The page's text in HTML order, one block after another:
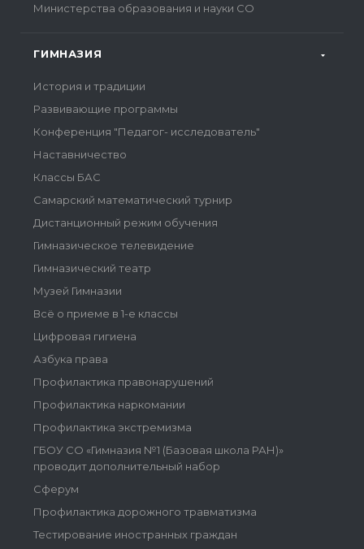
Министерства образования и науки СО
ГИМНАЗИЯ
История и традиции
Развивающие программы
Конференция "Педагог- исследователь"
Наставничество
Классы БАС
Самарский математический турнир
Дистанционный режим обучения
Гимназическое телевидение
Гимназический театр
Музей Гимназии
Всё о приеме в 1-е классы
Цифровая гигиена
Азбука права
Профилактика правонарушений
Профилактика наркомании
Профилактика экстремизма
ГБОУ СО «Гимназия №1 (Базовая школа РАН)»
проводит дополнительный набор
Сферум
Профилактика дорожного травматизма
Тестирование иностранных граждан